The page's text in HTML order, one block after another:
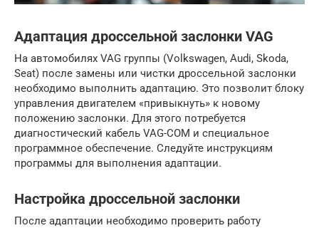
Адаптация дроссельной заслонки VAG
На автомобилях VAG группы (Volkswagen, Audi, Skoda,
Seat) после замены или чистки дроссельной заслонки
необходимо выполнить адаптацию. Это позволит блоку
управления двигателем «привыкнуть» к новому
положению заслонки. Для этого потребуется
диагностический кабель VAG-COM и специальное
программное обеспечение. Следуйте инструкциям
программы для выполнения адаптации.
Настройка дроссельной заслонки
После адаптации необходимо проверить работу